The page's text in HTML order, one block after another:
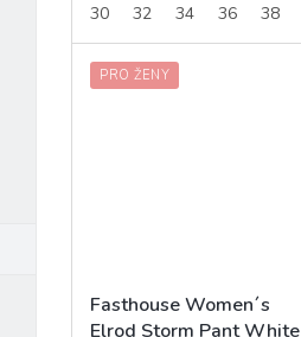
30 32 34 36 38
PRO ŽENY
Fasthouse Women´s
Elrod Storm Pant White